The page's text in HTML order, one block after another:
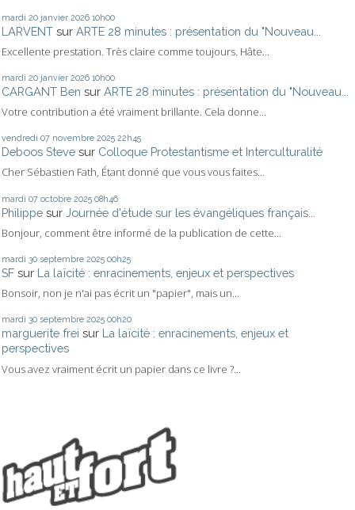
mardi 20 janvier 2026 10h00
LARVENT sur ARTE 28 minutes : présentation du "Nouveau...
Excellente prestation. Très claire comme toujours. Hâte...
mardi 20 janvier 2026 10h00
CARGANT Ben sur ARTE 28 minutes : présentation du "Nouveau...
Votre contribution a été vraiment brillante. Cela donne...
vendredi 07 novembre 2025 22h45
Deboos Steve sur Colloque Protestantisme et Interculturalité
Cher Sébastien Fath, Étant donné que vous vous faites...
mardi 07 octobre 2025 08h46
Philippe sur Journée d'étude sur les évangéliques français...
Bonjour, comment être informé de la publication de cette...
mardi 30 septembre 2025 00h25
SF sur La laïcité : enracinements, enjeux et perspectives
Bonsoir, non je n'ai pas écrit un "papier", mais un...
mardi 30 septembre 2025 00h20
marguerite frei sur La laïcité : enracinements, enjeux et
perspectives
Vous avez vraiment écrit un papier dans ce livre ?...